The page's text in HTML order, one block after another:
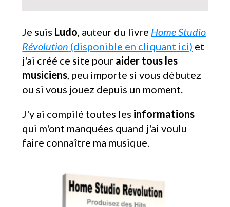
Je suis Ludo, auteur du livre Home Studio
Révolution (disponible en cliquant ici) et
j'ai créé ce site pour aider tous les
musiciens, peu importe si vous débutez
ou si vous jouez depuis un moment.
J'y ai compilé toutes les informations
qui m'ont manquées quand j'ai voulu
faire connaître ma musique.